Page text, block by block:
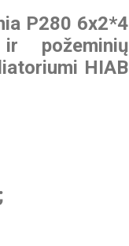
P280 6x2*4
požeminių
HIAB